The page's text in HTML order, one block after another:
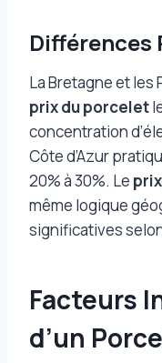
Différences
La Bretagne et les
prix du porcelet
concentration
Côte d’Azur
20% à 30%. Le
même logique
significatives
Facteurs
d’un